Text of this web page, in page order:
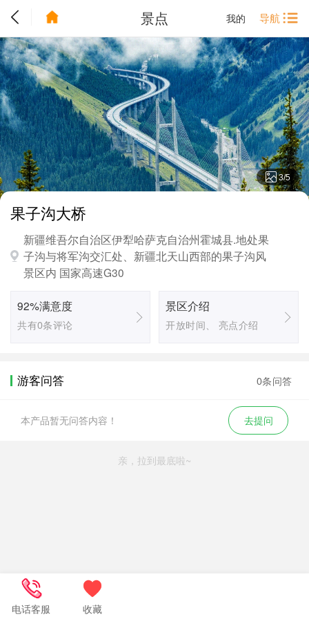
我的 导航
景点
3/5
果子沟大桥
新疆维吾尔自治区伊犁哈萨克自治州霍城县.地处果
子沟与将军沟交汇处、新疆北天山西部的果子沟风
景区内 国家高速G30
92%满意度
共有0条评论
景区介绍
开放时间、 亮点介绍
游客问答 0条问答
本产品暂无问答内容！ 去提问
亲，拉到最底啦~
电话客服 收藏